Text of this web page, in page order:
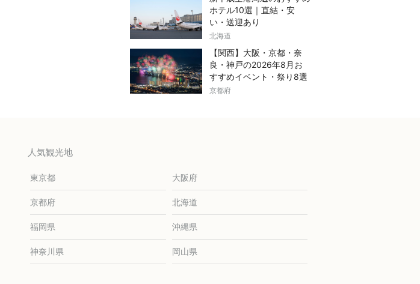
ホテル10選｜直結・安
い・送迎あり
北海道
【関西】大阪・京都・奈
良・神戸の2026年8月お
すすめイベント・祭り8選
京都府
人気観光地
東京都 大阪府
京都府 北海道
福岡県 沖縄県
神奈川県 岡山県